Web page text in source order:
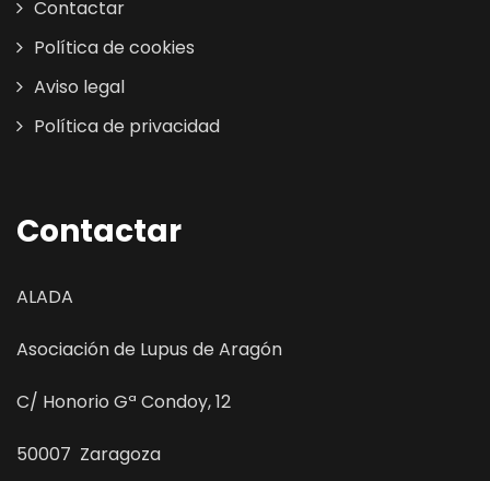
Contactar
Política de cookies
Aviso legal
Política de privacidad
Contactar
ALADA
Asociación de Lupus de Aragón
C/ Honorio Gª Condoy, 12
50007 Zaragoza